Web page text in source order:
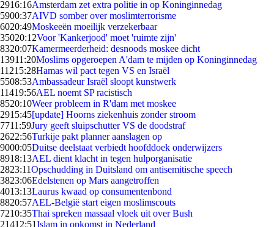
2916:16Amsterdam zet extra politie in op Koninginnedag
5900:37AIVD somber over moslimterrorisme
6020:49Moskeeën moeilijk verzekerbaar
35020:12Voor 'Kankerjood' moet 'ruimte zijn'
8320:07Kamermeerderheid: desnoods moskee dicht
13911:20Moslims opgeroepen A'dam te mijden op Koninginnedag
11215:28Hamas wil pact tegen VS en Israël
5508:53Ambassadeur Israël sloopt kunstwerk
11419:56AEL noemt SP racistisch
8520:10Weer probleem in R'dam met moskee
2915:45[update] Hoorns ziekenhuis zonder stroom
7711:59Jury geeft sluipschutter VS de doodstraf
2622:56Turkije pakt planner aanslagen op
9000:05Duitse deelstaat verbiedt hoofddoek onderwijzers
8918:13AEL dient klacht in tegen hulporganisatie
2823:11Opschudding in Duitsland om antisemitische speech
3823:06Edelstenen op Mars aangetroffen
4013:13Laurus kwaad op consumentenbond
8820:57AEL-België start eigen moslimscouts
7210:35Thai spreken massaal vloek uit over Bush
21412:51Islam in opkomst in Nederland